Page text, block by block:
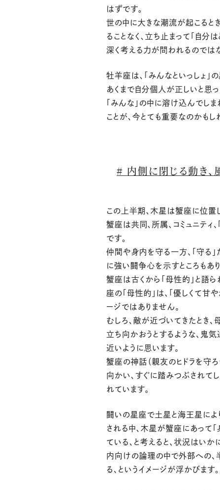
はずです。
世の中に大きな潮流が起こると
ることなく、立ち止まって「自分
深く考える力が問われるのでは
牡羊座は、「みんなといっしょ」
あくまで自分個人が正しいと思っ
「みんな」の中に溶け込んでし
ことが、今とても重要なのかもし
# 内側に閉じる動き、
この上半期、木星は蟹座に位置
蟹座は共同、所属、コミュニティ
です。
仲間や身内を守る一方、「守る
に強い闘争心を示すところもあり
蟹座は古くから「母性的」と語ら
座の「母性的」は、「優しくて甘
ージではありません。
むしろ、敵が近づいてきたとき
立ち向かおうとするような、鬼
近いように思います。
蟹座の神話（親友のヒドラを守ろ
向かい、すぐに踏みつぶされてし
れています。
闘いの星座で土星と海王星によ
される中、木星が蟹座にあって
ている、と考えると、状況はいか
内向けの論理の中で外部への
る、というイメージが浮かびます。